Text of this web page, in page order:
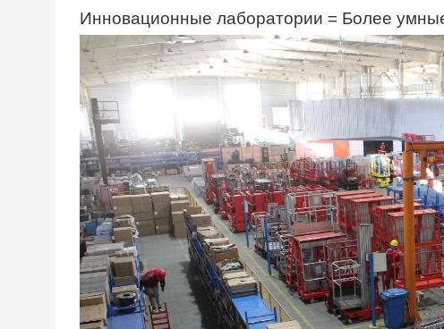
Инновационные лаборатории = Более